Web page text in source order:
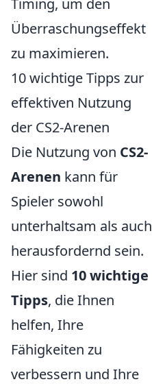
Überraschungseffekt
zu maximieren.
10 wichtige Tipps zur
effektiven Nutzung
der CS2-Arenen
Die Nutzung von CS2-
Arenen kann für
Spieler sowohl
unterhaltsam als auch
herausfordernd sein.
Hier sind 10 wichtige
Tipps, die Ihnen
helfen, Ihre
Fähigkeiten zu
verbessern und Ihre